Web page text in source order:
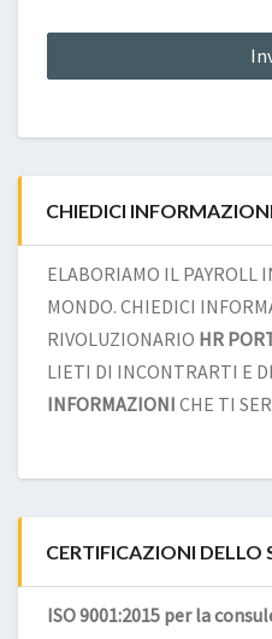
CHIEDICI INFORMAZIONI
ELABORIAMO IL PAYROLL
MONDO. CHIEDICI
RIVOLUZIONARIO HR
LIETI DI INCONTRARTI E
INFORMAZIONI CHE TI
CERTIFICAZIONI DELLO
ISO 9001:2015 per la